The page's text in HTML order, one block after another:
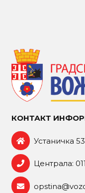
КОНТАКТ
Устаничка
Централа: